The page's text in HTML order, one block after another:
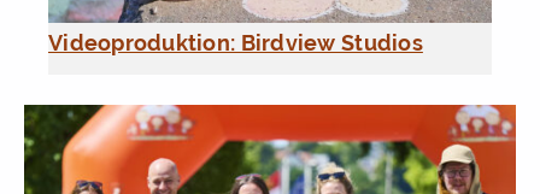
Videoproduktion: Birdview Studios